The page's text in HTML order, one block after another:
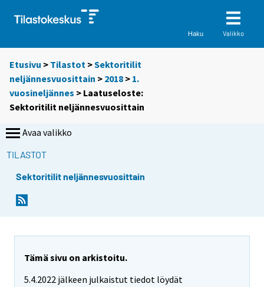
Haku Valikko
Etusivu > Tilastot >Sektoritilit
neljännesvuosittain > 2018 > 1.
vuosineljännes > Laatuseloste:
Sektoritilit neljännesvuosittain
Avaa valikko
TILASTOT
Sektoritilit neljännesvuosittain
Tämä sivu on arkistoitu.
5.4.2022 jälkeen julkaistut tiedot löydät